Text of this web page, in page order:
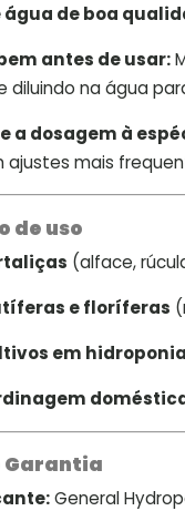
água de boa
antes de usar:
diluindo na água
a dosagem à
ajustes mais
de uso
(alface,
e floríferas
em
Garantia
General